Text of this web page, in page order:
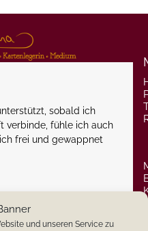
und unseren Service zu
sobald ich
verbinde, fühle ich auch
frei und gewappnet